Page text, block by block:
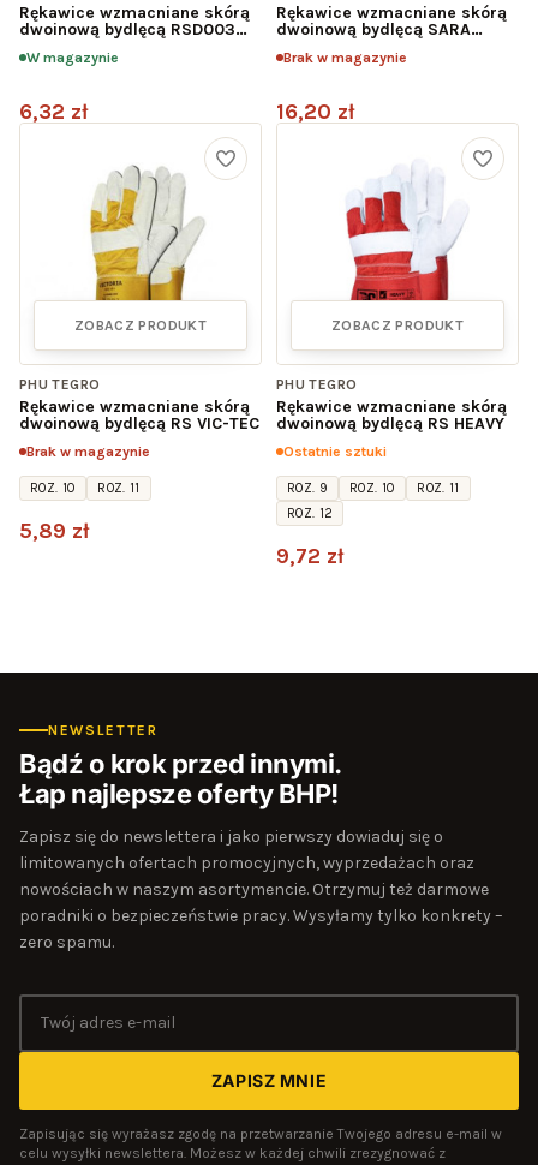
Rękawice wzmacniane skórą
dwoinową bydlęcą RSD003
W magazynie
6,32 zł
Rękawice wzmacniane skórą
dwoinową bydlęcą SARA
Brak w magazynie
16,20 zł
ZOBACZ PRODUKT
PHU TEGRO
Rękawice wzmacniane skórą
dwoinową bydlęcą RS VIC-TEC
Brak w magazynie
ROZ. 10 ROZ. 11
5,89 zł
ZOBACZ PRODUKT
PHU TEGRO
Rękawice wzmacniane skórą
dwoinową bydlęcą RS HEAVY
Ostatnie sztuki
ROZ. 9 ROZ. 10
ROZ. 11
ROZ. 12
9,72 zł
NEWSLETTER
Bądź o krok przed innymi.
Łap najlepsze oferty BHP!
Zapisz się do newslettera i jako pierwszy dowiaduj się o
limitowanych ofertach promocyjnych, wyprzedażach oraz
nowościach w naszym asortymencie. Otrzymuj też darmowe
poradniki o bezpieczeństwie pracy. Wysyłamy tylko konkrety –
zero spamu.
ZAPISZ MNIE
Zapisując się wyrażasz zgodę na przetwarzanie Twojego adresu e-mail w
celu wysyłki newslettera. Możesz w każdej chwili zrezygnować z